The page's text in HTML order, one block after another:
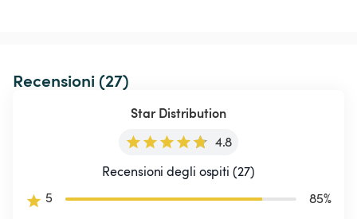
Recensioni (27)
Star Distribution
4.8
Recensioni degli ospiti (27)
5
85%